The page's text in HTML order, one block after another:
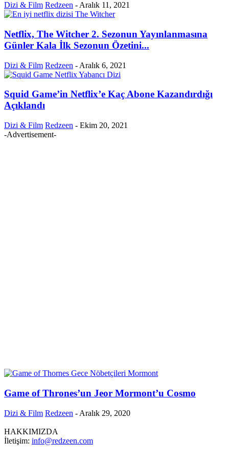
Dizi & Film Redzeen - Aralık 11, 2021
Netflix, The Witcher 2. Sezonun Yayınlanmasına
Günler Kala İlk Sezonun Özetini...
Dizi & Film Redzeen - Aralık 6, 2021
Squid Game’in Netflix’e Kaç Abone Kazandırdığı
Açıklandı
Dizi & Film Redzeen - Ekim 20, 2021
-Advertisement-
Game of Thrones’un Jeor Mormont’u Cosmo
Dizi & Film Redzeen - Aralık 29, 2020
HAKKIMIZDA
İletişim: info@redzeen.com